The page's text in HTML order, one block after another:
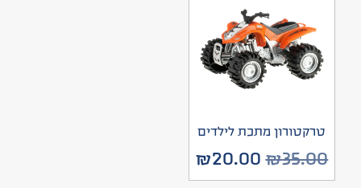
טרקטורון מתכת לילדים
₪35.00
₪20.00